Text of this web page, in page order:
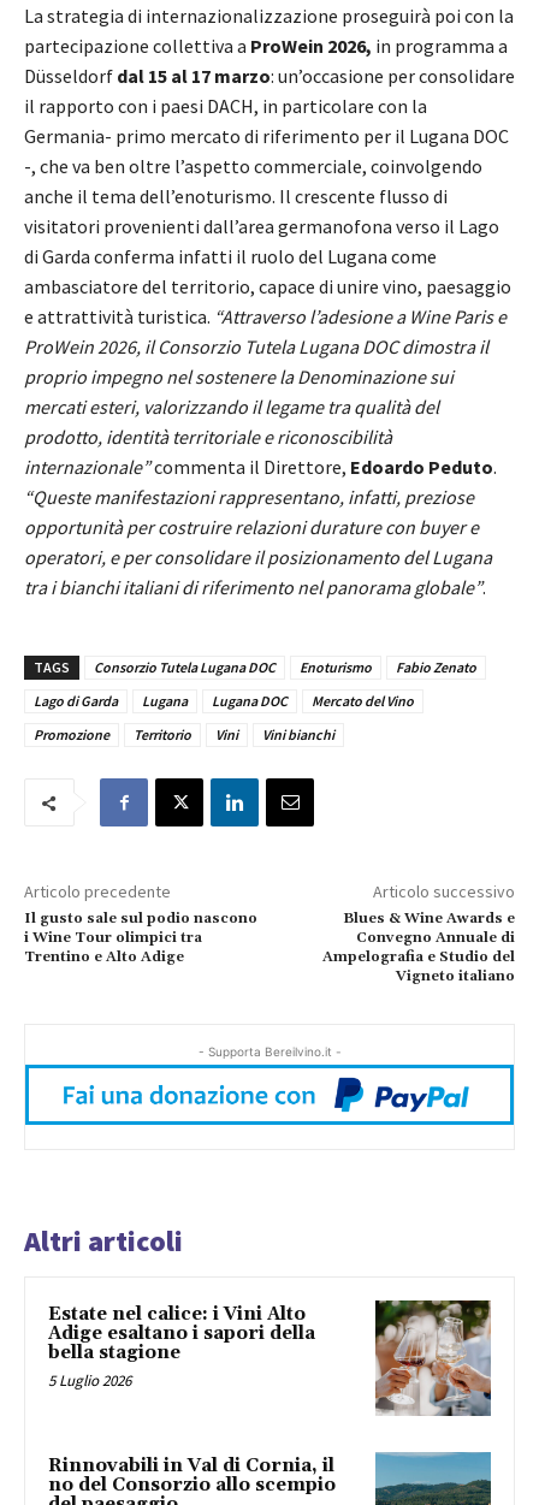
La strategia di internazionalizzazione proseguirà poi con la
partecipazione collettiva a ProWein 2026, in programma a
Düsseldorf dal 15 al 17 marzo: un’occasione per consolidare
il rapporto con i paesi DACH, in particolare con la
Germania- primo mercato di riferimento per il Lugana DOC
-, che va ben oltre l’aspetto commerciale, coinvolgendo
anche il tema dell’enoturismo. Il crescente flusso di
visitatori provenienti dall’area germanofona verso il Lago
di Garda conferma infatti il ruolo del Lugana come
ambasciatore del territorio, capace di unire vino, paesaggio
e attrattività turistica. “Attraverso l’adesione a Wine Paris e
ProWein 2026, il Consorzio Tutela Lugana DOC dimostra il
proprio impegno nel sostenere la Denominazione sui
mercati esteri, valorizzando il legame tra qualità del
prodotto, identità territoriale e riconoscibilità
internazionale”commenta il Direttore, Edoardo Peduto.
“Queste manifestazioni rappresentano, infatti, preziose
opportunità per costruire relazioni durature con buyer e
operatori, e per consolidare il posizionamento del Lugana
tra i bianchi italiani di riferimento nel panorama globale”.
TAGS Consorzio Tutela Lugana DOC Enoturismo
Fabio Zenato
Lago di Garda
Lugana Lugana DOC
Mercato del Vino
Promozione
Territorio Vini Vini bianchi
Articolo precedente
Il gusto sale sul podio nascono
i Wine Tour olimpici tra
Trentino e Alto Adige
Articolo successivo
Blues & Wine Awards e
Convegno Annuale di
Ampelografia e Studio del
Vigneto italiano
- Supporta Bereilvino.it -
Altri articoli
Estate nel calice: i Vini Alto
Adige esaltano i sapori della
bella stagione
5 Luglio 2026
Rinnovabili in Val di Cornia, il
no del Consorzio allo scempio